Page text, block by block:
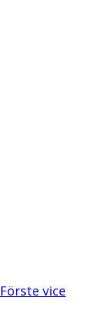
Förste vice